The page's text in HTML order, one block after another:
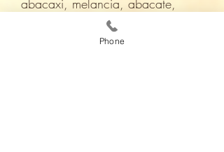
abacaxi, melancia, abacate,
abóbora, mandioca dentre outros
que são fonte de renda extra para
Phone